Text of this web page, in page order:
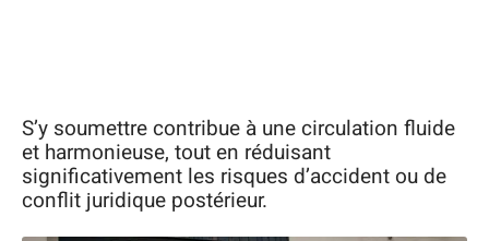
S’y soumettre contribue à une circulation fluide
et harmonieuse, tout en réduisant
significativement les risques d’accident ou de
conflit juridique postérieur.